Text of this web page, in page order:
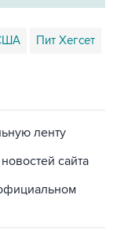
Пит Хегсет
ленту
сайта